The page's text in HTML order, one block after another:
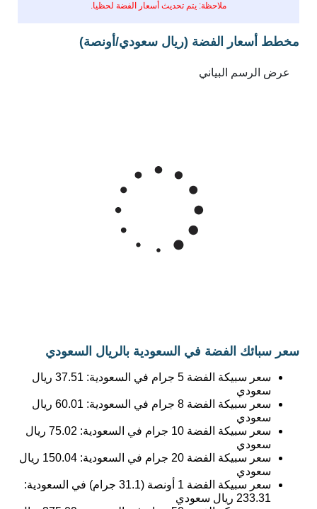
ملاحظة: يتم تحديث أسعار الفضة لحظيا.
مخطط أسعار الفضة (ريال سعودي/أونصة)
سعر الفضة بـريال سعودي للأونصة
Feb 6, 2026 → Aug 6, 2026
سعر سبيكة الفضة 5 جرام في السعودية: 37.51ريال
سعر سبيكة الفضة 8 جرام في السعودية:
60.01 ريال
سعودي
سعر سبيكة الفضة 10 جرام في السعودية:
75.02 ريال
سعودي
سعر سبيكة الفضة 20 جرام في السعودية:
150.04 ريال
سعودي
سعر سبيكة الفضة 1 أونصة (31.1 جرام) في السعودية:
233.31
سعر سبيكة الفضة 50 جرام في السعودية:
375.09ريال
سعودي